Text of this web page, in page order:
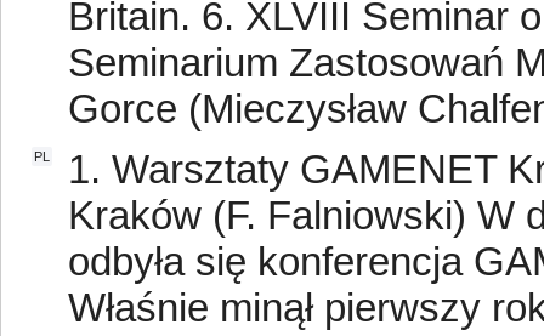
Britain. 6. XLVIII Seminar
Seminarium Zastosowań
Gorce (Mieczysław
PL
1. Warsztaty GAMENET
Kraków (F. Falniowski) W
odbyła się konferencja
Właśnie minął pierwszy